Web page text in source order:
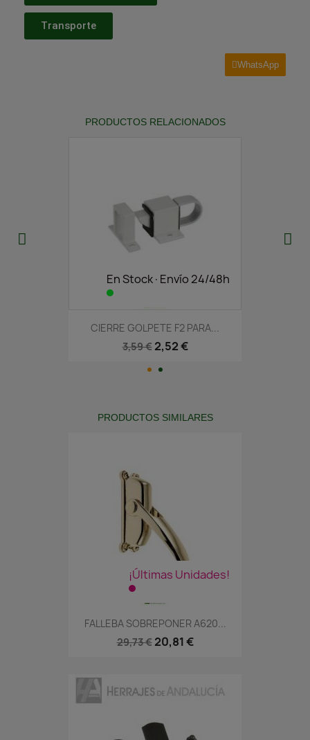
Transporte
WhatsApp
PRODUCTOS RELACIONADOS
En Stock·Envío 24/48h
CIERRE GOLPETE F2 PARA...
3,59 € 2,52 €
PRODUCTOS SIMILARES
¡Últimas Unidades!
FALLEBA SOBREPONER A620...
29,73 € 20,81 €